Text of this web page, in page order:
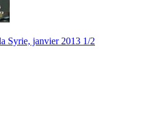
Syrie, janvier 2013 1/2